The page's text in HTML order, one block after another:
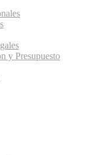
y Presupuesto